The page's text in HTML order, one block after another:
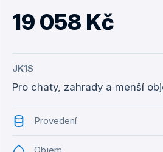
19 058 Kč
JK1S
Pro chaty, zahrady a menší
Provedení
Objem